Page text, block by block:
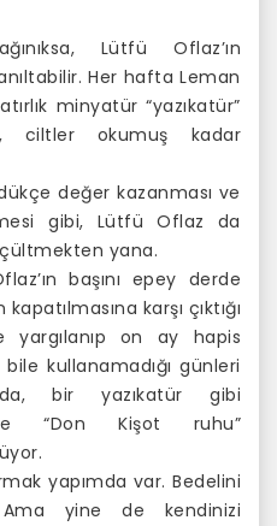
Lütfü Oflaz’ın
Her hafta Leman
minyatür “yazıkatür”
ciltler okumuş kadar
değer kazanması ve
gibi, Lütfü Oflaz da
yana.
başını epey derde
karşı çıktığı
yargılanıp on ay hapis
kullanamadığı günleri
bir yazıkatür gibi
“Don Kişot ruhu”
yapımda var. Bedelini
yine de kendinizi